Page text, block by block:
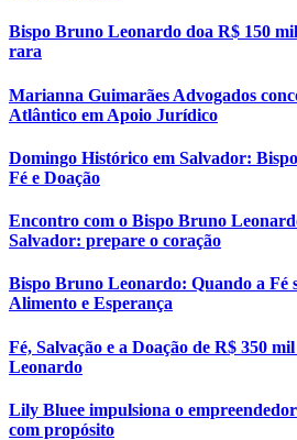
Bispo Bruno Leonardo doa R$ 150
rara
Marianna Guimarães Advogados
Atlântico em Apoio Jurídico
Domingo Histórico em Salvador:
Fé e Doação
Encontro com o Bispo Bruno
Salvador: prepare o coração
Bispo Bruno Leonardo: Quando a Fé
Alimento e Esperança
Fé, Salvação e a Doação de R$ 350
Leonardo
Lily Bluee impulsiona o
com propósito